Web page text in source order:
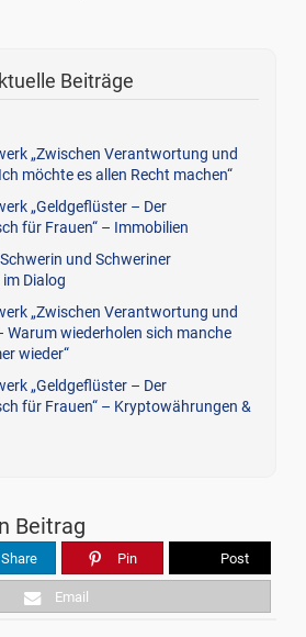
Beiträge
„Zwischen Verantwortung und
möchte es allen Recht machen“
„Geldgeflüster – Der
für Frauen“ – Immobilien
und Schweriner
Dialog
„Zwischen Verantwortung und
Warum wiederholen sich manche
wieder“
„Geldgeflüster – Der
für Frauen“ – Kryptowährungen &
Beitrag
Share Pin Post
Email